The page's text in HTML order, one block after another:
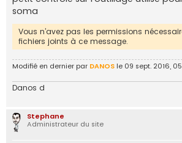
soma
Vous n’avez pas les permissions
fichiers joints à ce message.
Modifié en dernier par DANOS le 09 sept. 2016,
Danos d
Stephane
Administrateur du site